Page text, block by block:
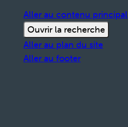
Aller au contenu principal
Ouvrir la recherche
Aller au plan du site
Aller au footer